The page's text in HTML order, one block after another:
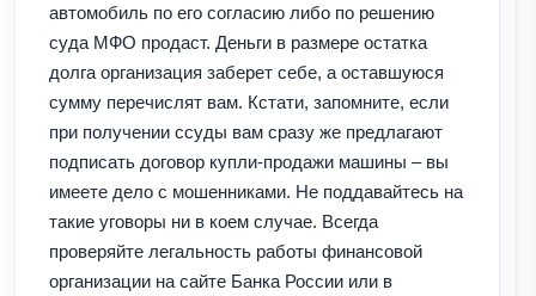
автомобиль по его согласию либо по решению
суда МФО продаст. Деньги в размере остатка
долга организация заберет себе, а оставшуюся
сумму перечислят вам. Кстати, запомните, если
при получении ссуды вам сразу же предлагают
подписать договор купли-продажи машины – вы
имеете дело с мошенниками. Не поддавайтесь на
такие уговоры ни в коем случае. Всегда
проверяйте легальность работы финансовой
организации на сайте Банка России или в